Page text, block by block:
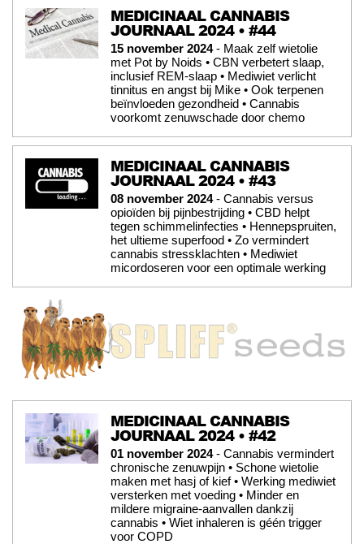
MEDICINAAL CANNABIS
JOURNAAL 2024 • #44
15 november 2024- Maak zelf wietolie
met Pot by Noids • CBN verbetert slaap,
inclusief REM-slaap • Mediwiet verlicht
tinnitus en angst bij Mike • Ook terpenen
beïnvloeden gezondheid • Cannabis
voorkomt zenuwschade door chemo
MEDICINAAL CANNABIS
JOURNAAL 2024 • #43
08 november 2024- Cannabis versus
opioïden bij pijnbestrijding • CBD helpt
tegen schimmelinfecties • Hennepspruiten,
het ultieme superfood • Zo vermindert
cannabis stressklachten • Mediwiet
micordoseren voor een optimale werking
MEDICINAAL CANNABIS
JOURNAAL 2024 • #42
01 november 2024- Cannabis vermindert
chronische zenuwpijn • Schone wietolie
maken met hasj of kief • Werking mediwiet
versterken met voeding • Minder en
mildere migraine-aanvallen dankzij
cannabis • Wiet inhaleren is géén trigger
voor COPD